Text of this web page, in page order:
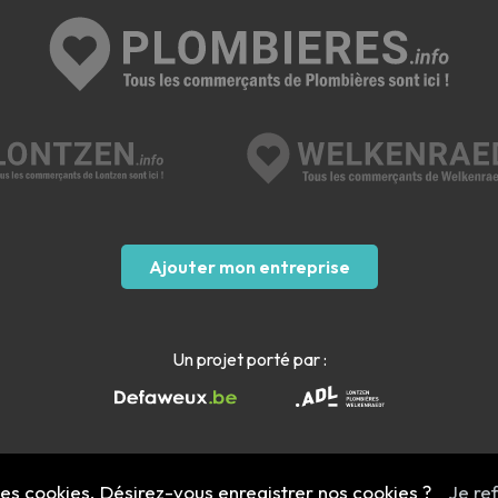
Ajouter mon entreprise
Un projet porté par :
Mentions légales- Copyright 2022 - 2026 plombieres.info
cookies. Désirez-vous enregistrer nos cookies ? Je